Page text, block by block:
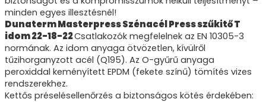
minden egyes illesztésnél!
Dunaterm Masterpress Szénacél Press szűkitő T
idom 22-18-22Csatlakozók megfelelnek az EN 10305-3
normának. Az idom anyaga ötvözetlen, kívülről
tűzihorganyzott acél (Q195). Az O-gyűrű anyaga
peroxiddal keményített EPDM (fekete színű) tömítés vizes
rendszerekhez.
Kettős préselésellenőrzés a biztonságos kötés érdekében: